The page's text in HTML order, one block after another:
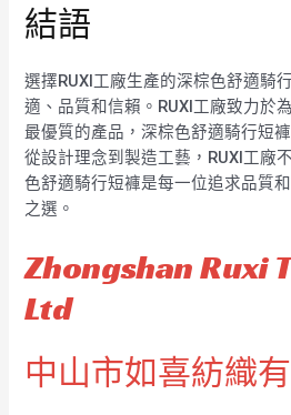
結語
選擇RUXI工廠生產的深棕色舒適騎
適、品質和信賴。RUXI工廠致力於
最優質的產品，深棕色舒適騎行短
從設計理念到製造工藝，RUXI工廠
色舒適騎行短褲是每一位追求品質
之選。
Zhongshan Ruxi
Ltd
中山市如喜紡織